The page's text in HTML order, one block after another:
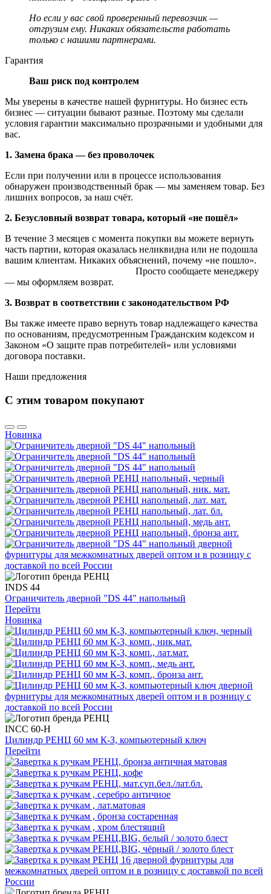
Но если у вас свой проверенный перевозчик —
отгрузим ему. Никаких обязательств работать
только с нашими партнерами.
Гарантия
Ваш риск под контролем
Мы уверены в качестве нашей фурнитуры. Но бизнес есть
бизнес — ситуации бывают разные. Поэтому мы сделали
условия гарантии максимально прозрачными и удобными для
вас.
1. Замена брака — без проволочек
Если при получении или в процессе использования
обнаружен производственный брак — мы заменяем товар. Без
лишних вопросов, за наш счёт.
2. Безусловный возврат товара, который «не пошёл»
В течение 3 месяцев с момента покупки вы можете вернуть
часть партии, которая оказалась неликвидна или не подошла
вашим клиентам. Никаких объяснений, почему «не пошло».
Просто сообщаете менеджеру
— мы оформляем возврат.
3. Возврат в соответствии с законодательством РФ
Вы также имеете право вернуть товар надлежащего качества
по основаниям, предусмотренным Гражданским кодексом и
Законом «О защите прав потребителей» или условиями
договора поставки.
Наши предложения
С этим товаром покупают
Новинка
INDS 44
Ограничитель дверной "DS 44" напольный
Перейти
Новинка
INCC 60-H
Цилиндр РЕНЦ 60 мм К-З, компьютерный ключ
Перейти